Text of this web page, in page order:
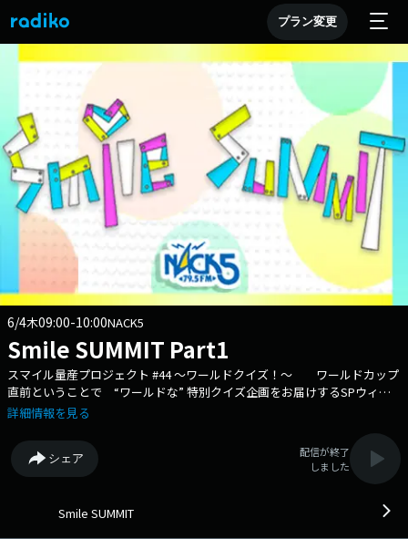
プラン変更
6/4木09:00-10:00NACK5
Smile SUMMIT Part1
スマイル量産プロジェクト #44 ～ワールドクイズ！～ ワールドカップ
直前ということで “ワールドな” 特別クイズ企画をお届けするSPウィー
ク！ 6月４日（木）メッセージテーマ 【 自分的世界一！面倒くさい
NACK5オリジナル「らじっと君ぷっくりステッカー」プレゼント！ ●
オープニング【ワールドPKクイズ！】 サッカーワールドカップ2026に
出場する 48チームの一覧表を的にしてサミーが "PKばり" のダーツに挑
ト！ ●10時台【サッカークイズ！】 サッカーフリークなゲストがコ
詳細情報を見る
シェア
配信が終了
しました
Smile SUMMIT